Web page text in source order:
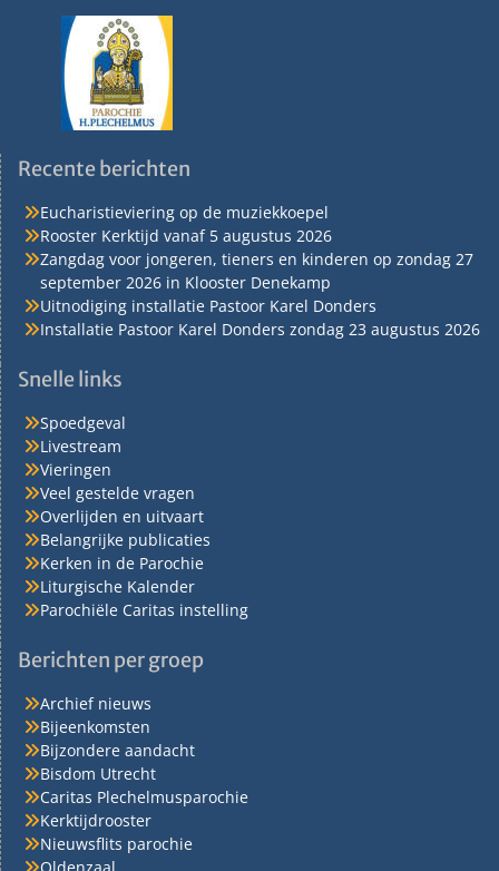
Recente berichten
Eucharistieviering op de muziekkoepel
Rooster Kerktijd vanaf 5 augustus 2026
Zangdag voor jongeren, tieners en kinderen op zondag 27
september 2026 in Klooster Denekamp
Uitnodiging installatie Pastoor Karel Donders
Installatie Pastoor Karel Donders zondag 23 augustus 2026
Snelle links
Spoedgeval
Livestream
Vieringen
Veel gestelde vragen
Overlijden en uitvaart
Belangrijke publicaties
Kerken in de Parochie
Liturgische Kalender
Parochiële Caritas instelling
Berichten per groep
Archief nieuws
Bijeenkomsten
Bijzondere aandacht
Bisdom Utrecht
Caritas Plechelmusparochie
Kerktijdrooster
Nieuwsflits parochie